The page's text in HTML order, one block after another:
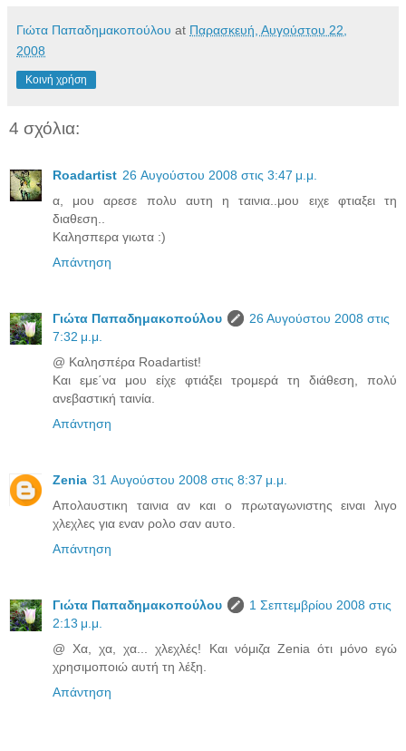
Γιώτα Παπαδημακοπούλου at Παρασκευή, Αυγούστου 22,
2008
Κοινή χρήση
4 σχόλια:
Roadartist 26 Αυγούστου 2008 στις 3:47 μ.μ.
α, μου αρεσε πολυ αυτη η ταινια..μου ειχε φτιαξει τη
διαθεση..
Καλησπερα γιωτα :)
Απάντηση
Γιώτα Παπαδημακοπούλου
26 Αυγούστου 2008 στις
7:32 μ.μ.
@ Καλησπέρα Roadartist!
Και εμε΄να μου είχε φτιάξει τρομερά τη διάθεση, πολύ
ανεβαστική ταινία.
Απάντηση
Zenia 31 Αυγούστου 2008 στις 8:37 μ.μ.
Απολαυστικη ταινια αν και ο πρωταγωνιστης ειναι λιγο
χλεχλες για εναν ρολο σαν αυτο.
Απάντηση
Γιώτα Παπαδημακοπούλου
1 Σεπτεμβρίου 2008 στις
2:13 μ.μ.
@ Χα, χα, χα... χλεχλές! Και νόμιζα Zenia ότι μόνο εγώ
χρησιμοποιώ αυτή τη λέξη.
Απάντηση